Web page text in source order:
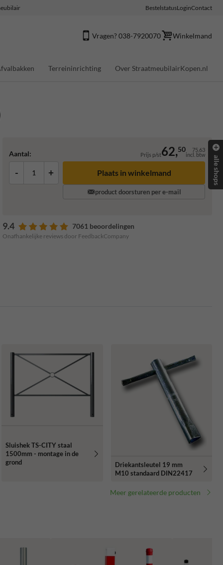
BestelstatusLoginContact
Vragen? 038-7920070 Winkelmand
Terreininrichting Over StraatmeubilairKopen.nl
Aantal: Prijs p/st62,50 75,63
incl. btw
- + Plaats in winkelmand
product doorsturen per e-mail
9.4 7061 beoordelingen
Onafhankelijke reviews door FeedbackCompany
Sluishek TS-CITY staal
1500mm - montage in de
grond
Driekantsleutel 19 mm
M10 standaard DIN22417
Meer gerelateerde producten
alle shops